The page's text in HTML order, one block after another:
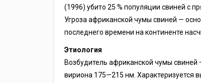
(1996) убито 25 % популяции свиней с
Угроза африканской чумы свиней —
последнего времени на континенте
Этиология
Возбудитель африканской чумы
вириона 175—215 нм. Характеризуется